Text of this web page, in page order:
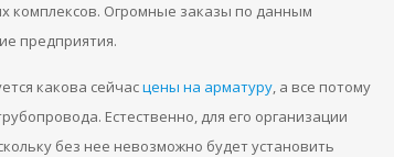
комплексов. Огромные заказы по данным
предприятия.
какова сейчасцены на арматуру, а все потому
Естественно, для его организации
без нее невозможно будет установить